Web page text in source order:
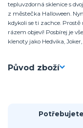
tepluvzdorná sklenice s
z městečka Halloween.
kdykoli se ti zachce. Prostě
rázem objeví! Posbírej je
klenoty jako Hedvika,
Původ zboží